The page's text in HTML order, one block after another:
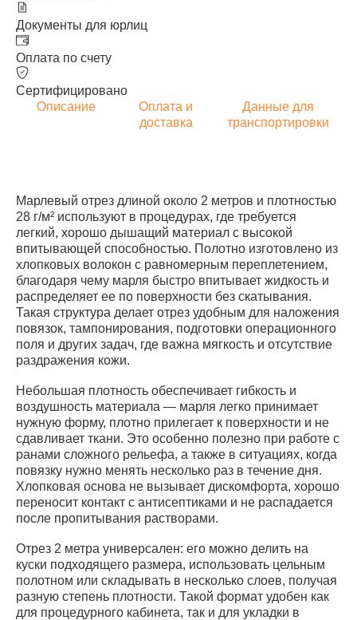
Документы для юрлиц
Оплата по счету
Сертифицировано
Описание
Оплата и
доставка
Данные для
транспортировки
Марлевый отрез длиной около 2 метров и плотностью
28 г/м² используют в процедурах, где требуется
легкий, хорошо дышащий материал с высокой
впитывающей способностью. Полотно изготовлено из
хлопковых волокон с равномерным переплетением,
благодаря чему марля быстро впитывает жидкость и
распределяет ее по поверхности без скатывания.
Такая структура делает отрез удобным для наложения
повязок, тампонирования, подготовки операционного
поля и других задач, где важна мягкость и отсутствие
раздражения кожи.
Небольшая плотность обеспечивает гибкость и
воздушность материала — марля легко принимает
нужную форму, плотно прилегает к поверхности и не
сдавливает ткани. Это особенно полезно при работе с
ранами сложного рельефа, а также в ситуациях, когда
повязку нужно менять несколько раз в течение дня.
Хлопковая основа не вызывает дискомфорта, хорошо
переносит контакт с антисептиками и не распадается
после пропитывания растворами.
Отрез 2 метра универсален: его можно делить на
куски подходящего размера, использовать цельным
полотном или складывать в несколько слоев, получая
разную степень плотности. Такой формат удобен как
для процедурного кабинета, так и для укладки в